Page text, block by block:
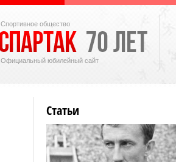
Спортивное общество
Официальный юбилейный сайт
Статьи